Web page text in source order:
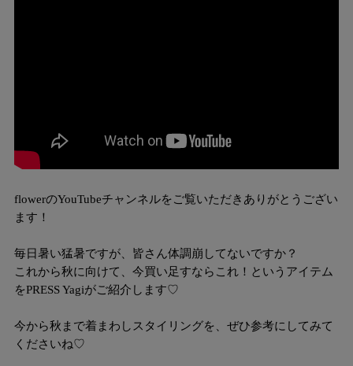
flowerのYouTubeチャンネルをご覧いただきありがとうござい
ます！
毎日暑い猛暑ですが、皆さん体調崩してないですか？
これから秋に向けて、今買い足すならこれ！というアイテム
をPRESS Yagiがご紹介します♡
今から秋まで着まわしスタイリングを、ぜひ参考にしてみて
くださいね♡